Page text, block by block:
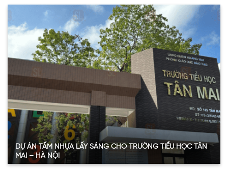
Hạng mục:
Tấm nhựa lấy sáng
Loại:
Tấm Poly đặc ruột
Thông số:Dày 3mm – Màu xanh hồ
2021
DỰ ÁN TẤM NHỰA LẤY SÁNG CHO TRƯỜNG TIỂU HỌC TÂN
MAI – HÀ NỘI